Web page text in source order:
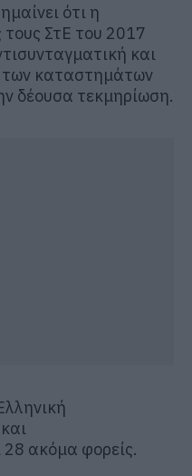
ότι η
ΣτΕ του 2017
και
των καταστημάτων
δέουσα τεκμηρίωση.
28 ακόμα φορείς.